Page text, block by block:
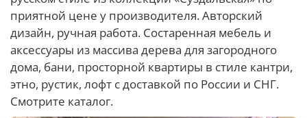
приятной цене у производителя. Авторский
дизайн, ручная работа. Состаренная мебель и
аксессуары из массива дерева для загородного
дома, бани, просторной квартиры в стиле кантри,
этно, рустик, лофт с доставкой по России и СНГ.
Смотрите каталог.